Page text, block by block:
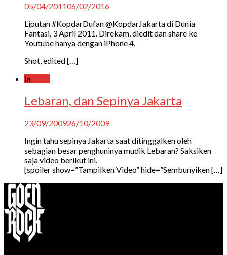
05/04/201106/02/2016
Liputan #KopdarDufan @KopdarJakarta di Dunia
Fantasi, 3 April 2011. Direkam, diedit dan share ke
Youtube hanya dengan iPhone 4.
Shot, edited […]
In
Lebaran, dan Sepinya Jakarta
23/09/200926/10/2009
Ingin tahu sepinya Jakarta saat ditinggalken oleh
sebagian besar penghuninya mudik Lebaran? Saksiken
saja video berikut ini.
[spoiler show=”Tampilken Video” hide=”Sembunyiken […]